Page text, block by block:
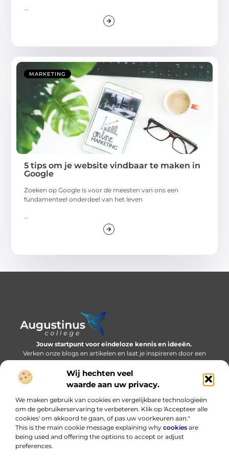
Wij hechten veel
waarde aan uw privacy.
We maken gebruik van cookies en vergelijkbare technologieën
om de gebruikerservaring te verbeteren. Klik op 'Accepteer alle
cookies' om akkoord te gaan, of pas uw voorkeuren aan."
This is the main cookie message explaining why cookies are
being used and offering the options to accept or adjust
preferences.
...
MARKETING
5 tips om je website vindbaar te maken in
Google
Zoeken op Google is voor de meesten van ons een
fundamenteel onderdeel van het leven
Jouw startpunt voor eindeloze kennis en ideeën.
Verken onze blogs en artikelen en laat je inspireren door een
wereld vol inzichten.
Bericht categorie
Onze informatie